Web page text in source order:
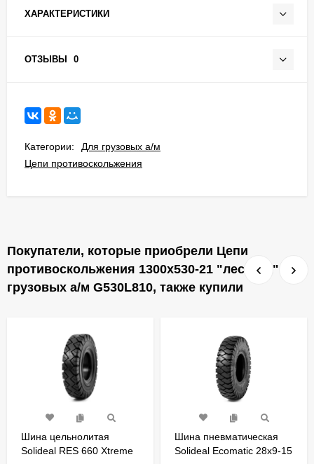
ХАРАКТЕРИСТИКИ
ОТЗЫВЫ 0
Категории:
Для грузовых а/м
Цепи противоскольжения
Покупатели, которые приобрели Цепи
противоскольжения 1300x530-21 "лесенка" для
грузовых а/м G530L810, также купили
Шина цельнолитая
Solideal RES 660 Xtreme
Шина пневматическая
Solideal Ecomatic 28x9-15